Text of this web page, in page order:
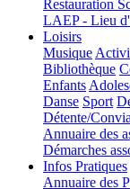
Restauration
LAEP - Lieu
Loisirs
Musique
Bibliothèque
Enfants
Danse Sport
Détente/
Annuaire des
Démarches
Infos Pratiques
Annuaire des